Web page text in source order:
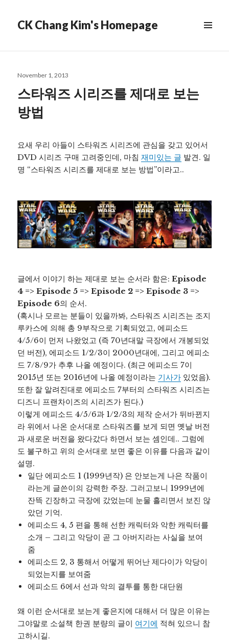
CK Chang Kim's Homepage
Posted
November 1, 2013
스타워즈 시리즈를 제대로 보는
방법
요새 우리 아들이 스타워즈 시리즈에 관심을 갖고 있어서
DVD 시리즈 구매 고려중인데, 마침재미있는 글 발견. 일
명 “스타워즈 시리즈를 제대로 보는 방법”이라고..
글에서 이야기 하는 제대로 보는 순서라 함은:Episode
4 => Episode 5 => Episode 2 => Episode 3 =>
Episode 6의 순서.
(혹시나 모르는 분들이 있을까봐, 스타워즈 시리즈는 조지
루카스에 의해 총 9부작으로 기획되었고, 에피소드
4/5/6이 먼저 나왔었고 (즉 70년대말 극장에서 개봉되었
던 버전), 에피소드 1/2/3이 2000년대에, 그리고 에피소
드 7/8/9가 추후 나올 예정이다. (최근 에피소드 7이
2015년 또는 2016년에 나올 예정이라는 기사가 있었음).
또한 잘 알려진대로 에피소드 7부터의 스타워즈 시리즈는
디즈니 프랜차이즈의 시리즈가 된다.)
이렇게 에피소드 4/5/6과 1/2/3의 제작 순서가 뒤바뀐지
라 위에서 나온 순서대로 스타워즈를 보게 되면 옛날 버전
과 새로운 버전을 왔다갔다 하면서 보는 셈인데.. 그럼에
도 불구하고 위의 순서대로 보면 좋은 이유를 다음과 같이
설명.
일단 에피소드 1 (1999년작) 은 안보는게 나은 작품이
라는게 글쓴이의 강력한 주장. 그러고보니 1999년에
잔뜩 긴장하고 극장에 갔었는데 눈물 흘리면서 보진 않
았던 기억.
에피소드 4, 5 편을 통해 선한 캐릭터와 악한 캐릭터를
소개 – 그리고 악당이 곧 그 아버지라는 사실을 보여
줌
에피소드 2, 3 통해서 어떻게 뛰어난 제다이가 악당이
되었는지를 보여줌
에피소드 6에서 선과 악의 결투를 통한 대단원
왜 이런 순서대로 보는게 좋은지에 대해서 더 많은 이유는
그야말로 소설책 한권 분량의 글이 여기에 적혀 있으니 참
고하시길.